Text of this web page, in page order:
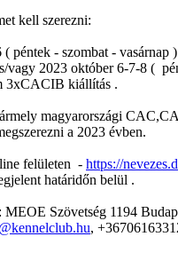
kell szerezni:
péntek - szombat - vasárnap
vagy 2023 október 6-7-8 (
3xCACIB kiállítás .
magyarországi
a 2023 évben.
felületen - https://
határidőn belül .
Szövetség 1194
,